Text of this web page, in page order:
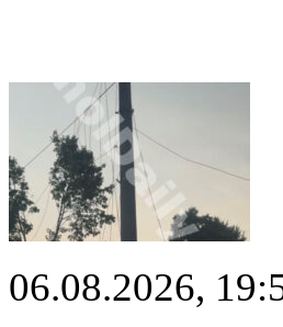
06.08.2026,